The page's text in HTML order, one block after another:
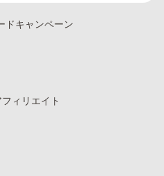
ドキャンペーン
ィリエイト